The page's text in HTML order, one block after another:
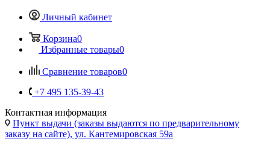
Личный кабинет
Корзина0
Избранные товары0
Сравнение товаров0
+7 495 135-39-43
Контактная информация
Пункт выдачи (заказы выдаются по предварительному
заказу на сайте), ул. Кантемировская 59а